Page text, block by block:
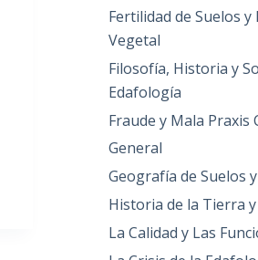
Fertilidad de Suelos
Vegetal
Filosofía, Historia y
Edafología
Fraude y Mala Praxis
General
Geografía de Suelos
Historia de la Tierra y
La Calidad y Las